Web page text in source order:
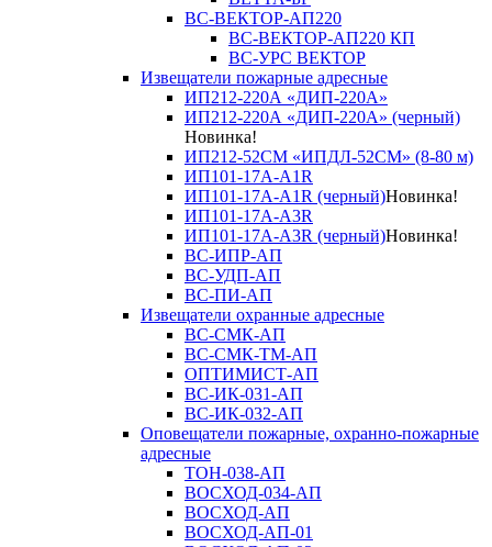
ВС-ВЕКТОР-АП220
ВС-ВЕКТОР-АП220 КП
ВС-УРС ВЕКТОР
Извещатели пожарные адресные
ИП212-220А «ДИП-220А»
ИП212-220А «ДИП-220А» (черный)
Новинка!
ИП212-52СМ «ИПДЛ-52СМ» (8-80 м)
ИП101-17А-A1R
ИП101-17А-A1R (черный)Новинка!
ИП101-17А-A3R
ИП101-17А-A3R (черный)Новинка!
ВС-ИПР-АП
ВС-УДП-АП
ВС-ПИ-АП
Извещатели охранные адресные
ВС-СМК-АП
ВС-СМК-ТМ-АП
ОПТИМИСТ-АП
ВС-ИК-031-АП
ВС-ИК-032-АП
Оповещатели пожарные, охранно-пожарные
адресные
ТОН-038-АП
ВОСХОД-034-АП
ВОСХОД-АП
ВОСХОД-АП-01